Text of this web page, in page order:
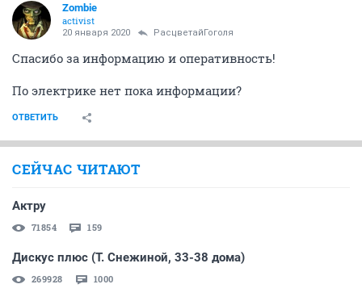
Zombie
activist
20 января 2020 РасцветайГоголя
Спасибо за информацию и оперативность!
По электрике нет пока информации?
ОТВЕТИТЬ
СЕЙЧАС ЧИТАЮТ
Актру
71854 159
Дискус плюс (Т. Снежиной, 33-38 дома)
269928 1000